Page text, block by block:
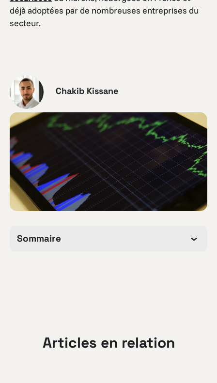
déjà adoptées par de nombreuses entreprises du
secteur.
Chakib Kissane
Sommaire
Articles en relation